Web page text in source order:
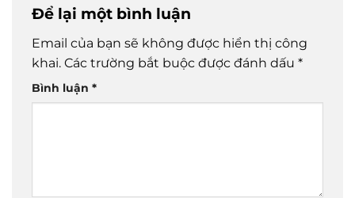
Để lại một bình luận
Email của bạn sẽ không được hiển thị công
khai. Các trường bắt buộc được đánh dấu *
Bình luận *